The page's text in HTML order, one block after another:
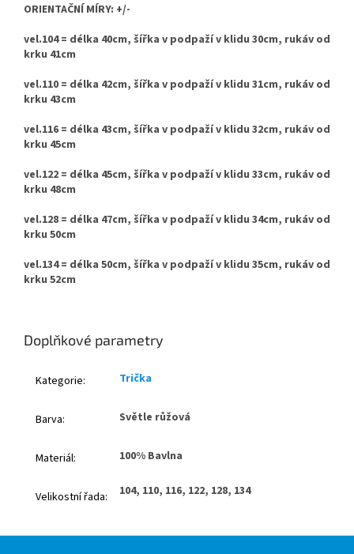
ORIENTAČNÍ MÍRY: +/-
vel.104 = délka 40cm, šířka v podpaží v klidu 30cm, rukáv od
krku 41cm
vel.110 = délka 42cm, šířka v podpaží v klidu 31cm, rukáv od
krku 43cm
vel.116 = délka 43cm, šířka v podpaží v klidu 32cm, rukáv od
krku 45cm
vel.122 = délka 45cm, šířka v podpaží v klidu 33cm, rukáv od
krku 48cm
vel.128 = délka 47cm, šířka v podpaží v klidu 34cm, rukáv od
krku 50cm
vel.134 = délka 50cm, šířka v podpaží v klidu 35cm, rukáv od
krku 52cm
Doplňkové parametry
Kategorie: Trička
Barva: Světle růžová
Materiál: 100% Bavlna
Velikostní řada: 104, 110, 116, 122, 128, 134